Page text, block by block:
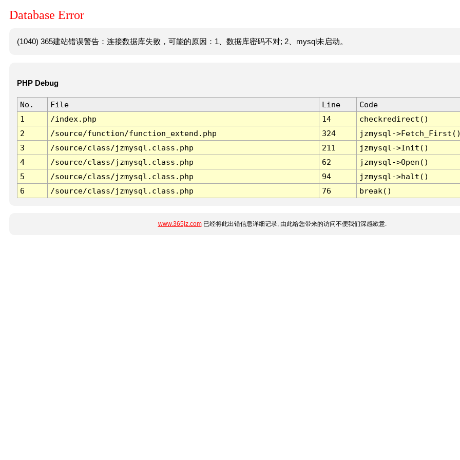
Database Error
(1040) 365建站错误警告：连接数据库失败，可能的原因：1、数据库密码不对; 2、mysql未启动。
PHP Debug
No. File Line
Code
1
/index.php 14
checkredirect()
2
/source/function/function_extend.php 324
jzmysql-
3
/source/class/jzmysql.class.php 211
jzmysql->Init()
4
/source/class/jzmysql.class.php 62
jzmysql->Open()
5
/source/class/jzmysql.class.php 94
jzmysql->halt()
6
/source/class/jzmysql.class.php 76 break()
www.365jz.com已经将此出错信息详细记录, 由此给您带来的访问不便我们深感歉意.